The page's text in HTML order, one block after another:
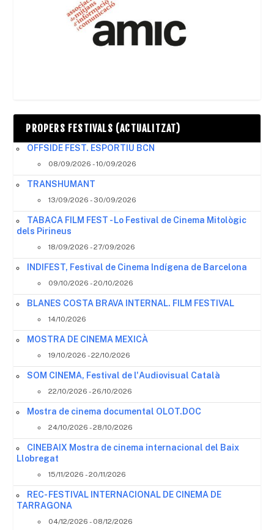
PROPERS FESTIVALS (ACTUALITZAT)
OFFSIDE FEST. ESPORTIU BCN
08/09/2026 - 10/09/2026
TRANSHUMANT
13/09/2026 - 30/09/2026
TABACA FILM FEST - Lo Festival de Cinema Mitològic
dels Pirineus
18/09/2026 - 27/09/2026
INDIFEST, Festival de Cinema Indígena de Barcelona
09/10/2026 - 20/10/2026
BLANES COSTA BRAVA INTERNAL. FILM FESTIVAL
14/10/2026
MOSTRA DE CINEMA MEXICÀ
19/10/2026 - 22/10/2026
SOM CINEMA, Festival de l'Audiovisual Català
22/10/2026 - 26/10/2026
Mostra de cinema documental OLOT.DOC
24/10/2026 - 28/10/2026
CINEBAIX Mostra de cinema internacional del Baix
Llobregat
15/11/2026 - 20/11/2026
REC- FESTIVAL INTERNACIONAL DE CINEMA DE
TARRAGONA
04/12/2026 - 08/12/2026